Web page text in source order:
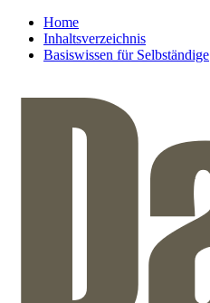
Home
Inhaltsverzeichnis
Basiswissen für Selbständige